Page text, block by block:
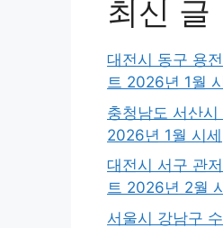
최신 글
대전시 동구 용
트 2026년 1월
충청남도 서산
2026년 1월 시세
대전시 서구 관
트 2026년 2월
서울시 강남구